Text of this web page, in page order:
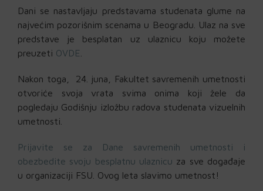
Dani se nastavljaju predstavama studenata glume na
najvećim pozorišnim scenama u Beogradu. Ulaz na sve
predstave je besplatan uz ulaznicu koju možete
preuzeti OVDE
Nakon toga, 24. juna, Fakultet savremenih umetnosti
otvoriće svoja vrata svima onima koji žele da
pogledaju Godišnju izložbu radova studenata vizuelnih
umetnosti.
Prijavite se za Dane savremenih umetnosti i
obezbedite svoju besplatnu ulaznicu za sve događaje
u organizaciji FSU. Ovog leta slavimo umetnost!